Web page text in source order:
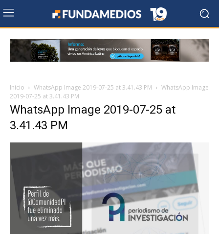
Inicio WhatsApp Image 2019-07-25 at 3.41.43 PM
WhatsApp Image
2019-07-25 at 3.41.43 PM
WhatsApp Image 2019-07-25 at
3.41.43 PM